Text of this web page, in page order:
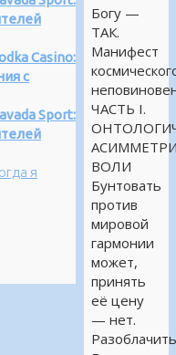
Богу —
ТАК.
Манифест
ЧАСТЬ I.
ВОЛИ
Бунтовать
против
мировой
гармонии
может,
принять
её цену
— нет.
Casino:
с
Sport:
я